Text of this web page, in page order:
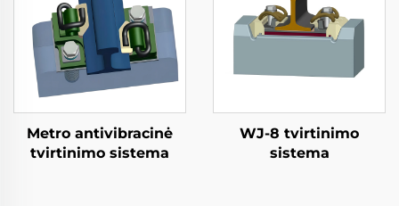
Metro antivibracinė
tvirtinimo sistema
WJ-8 tvirtinimo
sistema